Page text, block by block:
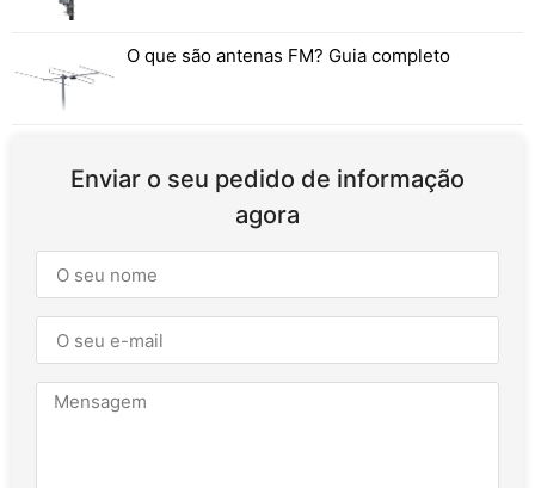
O que são antenas FM? Guia completo
Enviar o seu pedido de informação
agora